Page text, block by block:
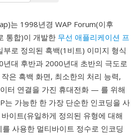
는 1998년경 WAP Forum(이후
통합)이 개발한 무선 애플리케이션 프
부로 정의된 흑백(1비트) 이미지 형식
년대 후반과 2000년대 초반의 극도로
은 흑백 화면, 최소한의 처리 능력,
터 연결을 가진 휴대전화 — 를 위해
는 가능한 한 가장 단순한 인코딩을 사
이트(유일하게 정의된 유형에 대해
사용한 멀티바이트 정수로 인코딩